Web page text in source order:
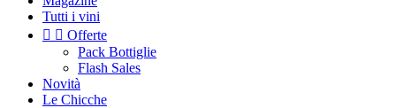
Tutti i vini
  Offerte
Pack Bottiglie
Flash Sales
Novità
Le Chicche